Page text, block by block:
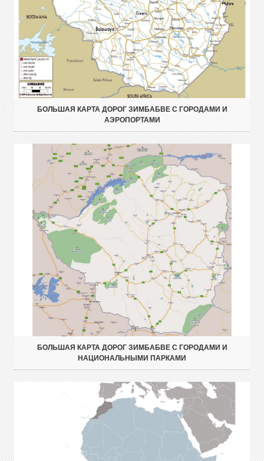
БОЛЬШАЯ КАРТА ДОРОГ ЗИМБАБВЕ С ГОРОДАМИ И
АЭРОПОРТАМИ
БОЛЬШАЯ КАРТА ДОРОГ ЗИМБАБВЕ С ГОРОДАМИ И
НАЦИОНАЛЬНЫМИ ПАРКАМИ